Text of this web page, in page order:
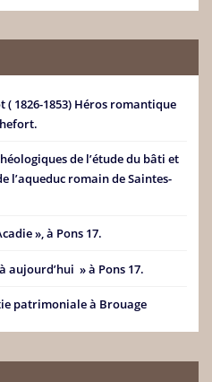
( 1826-1853) Héros romantique
de l’étude du bâti et
l’aqueduc romain de Saintes-
», à Pons 17.
aujourd’hui » à Pons 17.
patrimoniale à Brouage